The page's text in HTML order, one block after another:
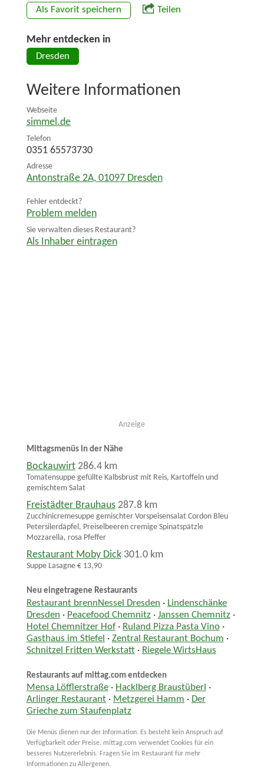
Als Favorit speichern Teilen
Mehr entdecken in
Dresden
Weitere Informationen
Webseite
simmel.de
Telefon
0351 65573730
Adresse
Antonstraße 2A, 01097 Dresden
Fehler entdeckt?
Problem melden
Sie verwalten dieses Restaurant?
Als Inhaber eintragen
Anzeige
Mittagsmenüs in der Nähe
Bockauwirt 286.4 km
Tomatensuppe gefüllte Kalbsbrust mit Reis, Kartoffeln und
gemischtem Salat
Freistädter Brauhaus 287.8 km
Zucchinicremesuppe gemischter Vorspeisensalat Cordon Bleu
Petersilerdäpfel, Preiselbeeren cremige Spinatspätzle
Mozzarella, rosa Pfeffer
Restaurant Moby Dick 301.0 km
Suppe Lasagne € 13,90
Neu eingetragene Restaurants
Restaurant brennNessel Dresden · Lindenschänke
Dresden · Peacefood Chemnitz· Janssen Chemnitz·
Hotel Chemnitzer Hof· Ruland Pizza Pasta Vino·
Gasthaus im Stiefel · Zentral Restaurant Bochum ·
Schnitzel Fritten Werkstatt· Riegele WirtsHaus
Restaurants auf mittag.com entdecken
Mensa Löfflerstraße· Hacklberg Braustüberl ·
Arlinger Restaurant· Metzgerei Hamm · Der
Grieche zum Staufenplatz
Die Menüs dienen nur der Information. Es besteht kein Anspruch auf
Verfügbarkeit oder Preise. mittag.com verwendet Cookies für ein
besseres Nutzererlebnis. Fragen Sie im Restaurant für mehr
Informationen zu Allergenen.